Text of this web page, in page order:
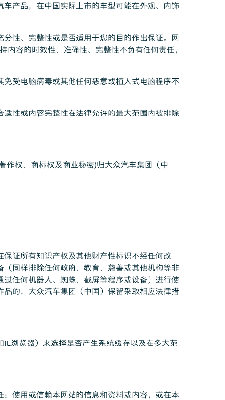
产品，在中国实际上市的车型可能在外观、内饰
性、完整性或是否适用于您的目的作出保证。网
容的时效性、准确性、完整性不负有任何责任，
受电脑病毒或其他任何恶意或植入式电脑程序不
性或内容完整性在法律允许的最大范围内被排除
作权、商标权及商业秘密)归大众汽车集团（中
证所有知识产权及其他财产性标识不经任何改
同样排除任何政府、教育、慈善或其他机构等非
任何机器人、蜘蛛、截屏等程序或设备）进行使
的，大众汽车集团（中国）保留采取相应法律措
浏览器）来选择是否产生系统缓存以及在多大范
使用或信赖本网站的信息和资料或内容，或在本